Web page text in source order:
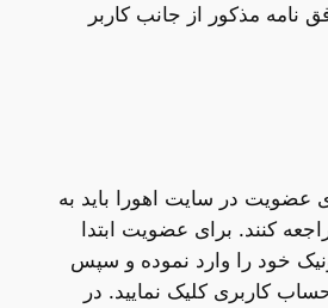
نامه مذکور از جانب کاربر
عضویت در سایت اهورا باید به
کنند. برای عضویت ابتدا
خود را وارد نموده و سپس
کاربری کلیک نمایید. در